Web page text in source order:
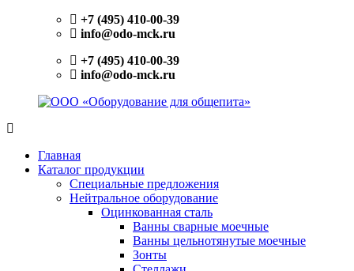
+7 (495) 410-00-39
info@odo-mck.ru
+7 (495) 410-00-39
info@odo-mck.ru
«Оборудование
общепита»
нейтрального
оборудования.
Поставки
теплового,
электромеханического
Главная
Каталог продукции
Специальные предложения
Нейтральное оборудование
Оцинкованная сталь
Ванны сварные моечные
Ванны цельнотянутые моечные
Зонты